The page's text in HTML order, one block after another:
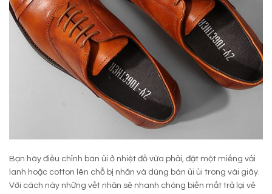
Bạn hãy điều chỉnh bàn ủi ở nhiệt đồ vừa phải, đặt một miếng vải
lanh hoặc cotton lên chỗ bị nhăn và dùng bàn ủi ủi trong vài giây.
Với cách này những vết nhăn sẽ nhanh chóng biến mất trả lại vẻ